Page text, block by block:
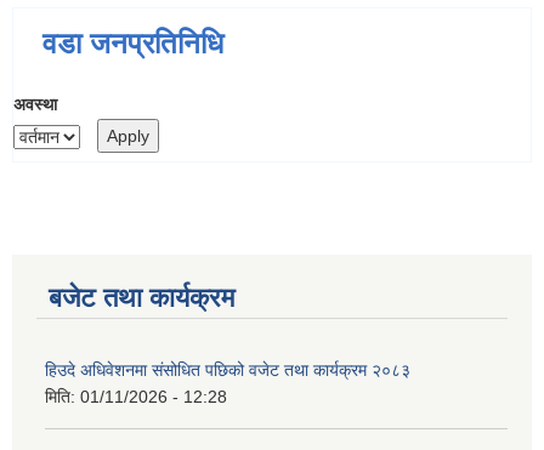
वडा जनप्रतिनिधि
अवस्था
बजेट तथा कार्यक्रम
हिउदे अधिवेशनमा संसोधित पछिको वजेट तथा कार्यक्रम २०८३
मिति: 01/11/2026 - 12:28